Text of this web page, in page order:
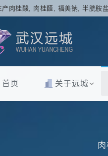
产肉桂酸, 肉桂醛, 福美钠, 半胱胺
首页 关于远城